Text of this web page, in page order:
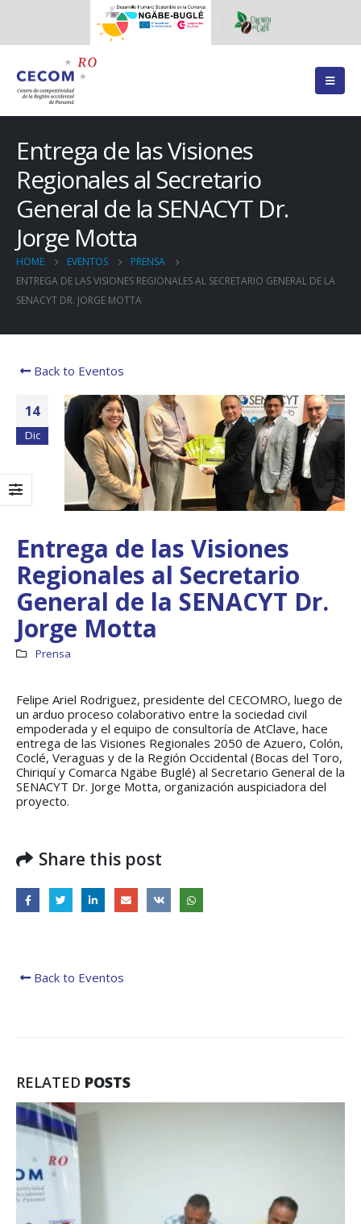
Entrega de las Visiones
Regionales al Secretario
General de la SENACYT Dr.
Jorge Motta
HOME EVENTOS
PRENSA
ENTREGA DE LAS VISIONES REGIONALES AL SECRETARIO GENERAL DE LA
SENACYT DR. JORGE MOTTA
Back to Eventos
14
Dic
Entrega de las Visiones
Regionales al Secretario
General de la SENACYT Dr.
Jorge Motta
Prensa
Felipe Ariel Rodriguez, presidente del CECOMRO, luego de
un arduo proceso colaborativo entre la sociedad civil
empoderada y el equipo de consultoría de AtClave, hace
entrega de las Visiones Regionales 2050 de Azuero, Colón,
Coclé, Veraguas y de la Región Occidental (Bocas del Toro,
Chiriquí y Comarca Ngäbe Buglé) al Secretario General de la
SENACYT Dr. Jorge Motta, organización auspiciadora del
proyecto.
Share this post
Back to Eventos
RELATED POSTS
Boletín Informativo
No.1 – Soluciones
Integrales
13 junio, 2025
integración de
perspectivas
regionales en el Plan
Estratégico de Gobierno 2025-
2029
27 diciembre, 2024
Presentación de
la Energía
13 noviembre, 2024
Taller: Estudio y
CECOMRO se
con el presidente
Raúl Mulino
6 septiembre, 2024
Encuentro de